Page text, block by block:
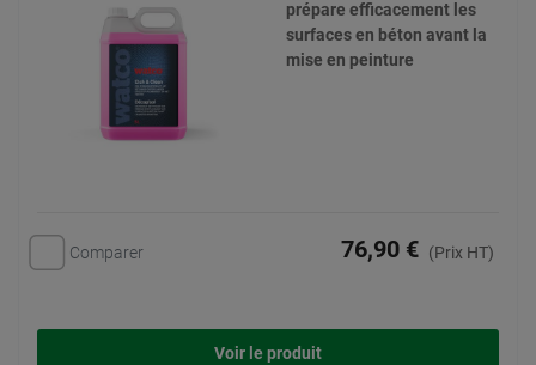
prépare efficacement les
surfaces en béton avant la
mise en peinture
Comparer 76,90 € (Prix HT)
Voir le produit